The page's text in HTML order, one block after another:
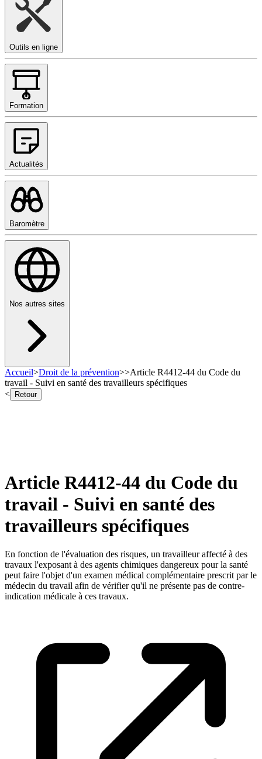
Outils en ligne
Formation
Actualités
Baromètre
Nos autres sites
Accueil>Droit de la prévention>>Article R4412-44 du Code du
travail - Suivi en santé des travailleurs spécifiques
<
Retour
Article R4412-44 du Code du
travail - Suivi en santé des
travailleurs spécifiques
En fonction de l'évaluation des risques, un travailleur affecté à des
travaux l'exposant à des agents chimiques dangereux pour la santé
peut faire l'objet d'un examen médical complémentaire prescrit par le
médecin du travail afin de vérifier qu'il ne présente pas de contre-
indication médicale à ces travaux.